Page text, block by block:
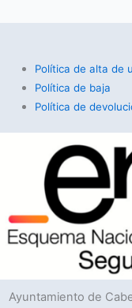
Política de alta de
Política de baja
Política de
Ayuntamiento de